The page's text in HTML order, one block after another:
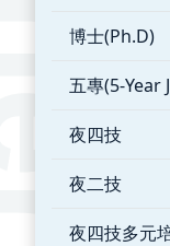
博士(Ph.D)
五專(5-Year
夜四技
夜二技
夜四技多元